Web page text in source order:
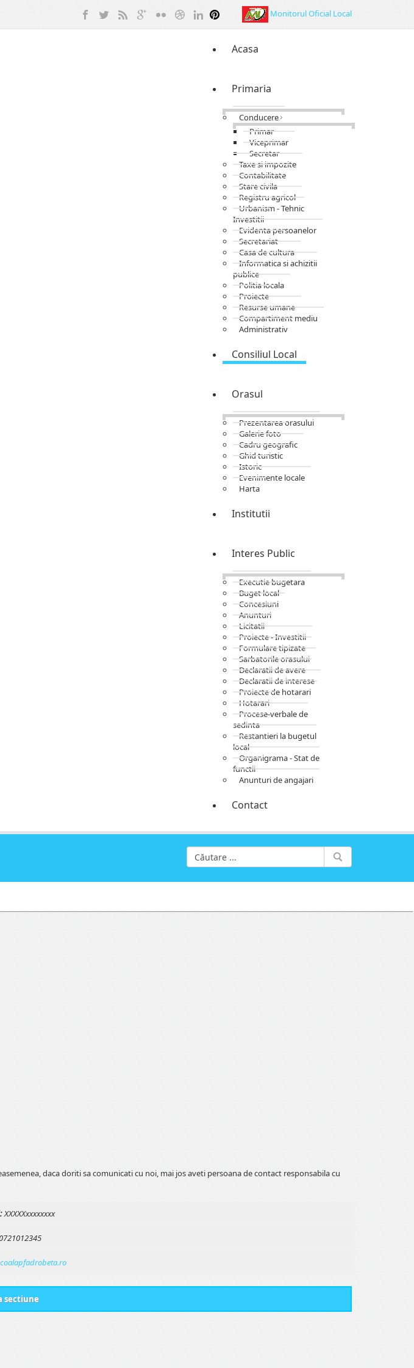
Monitorul Oficial Local
Acasa
Primaria
Conducere
Primar
Viceprimar
Secretar
Taxe si impozite
Contabilitate
Stare civila
Registru agricol
Urbanism - Tehnic
Investitii
Evidenta persoanelor
Secretariat
Casa de cultura
Informatica si achizitii
publice
Politia locala
Proiecte
Resurse umane
Compartiment mediu
Administrativ
Consiliul Local
Orasul
Prezentarea orasului
Galerie foto
Cadru geografic
Ghid turistic
Istoric
Evenimente locale
Harta
Institutii
Interes Public
Executie bugetara
Buget local
Concesiuni
Anunturi
Licitatii
Proiecte - Investitii
Formulare tipizate
Sarbatorile orasului
Declaratii de avere
Declaratii de interese
Proiecte de hotarari
Hotarari
Procese-verbale de
sedinta
Restantieri la bugetul
local
Organigrama - Stat de
functii
Anunturi de angajari
Contact
daca doriti sa comunicati cu noi, mai jos aveti persoana de contact responsabila cu
XXXXXxxxxxxxx
sectiune